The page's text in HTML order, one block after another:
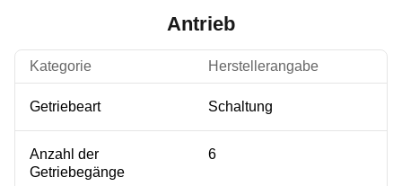
Antrieb
Kategorie Herstellerangabe
Getriebeart Schaltung
Anzahl der
Getriebegänge
6